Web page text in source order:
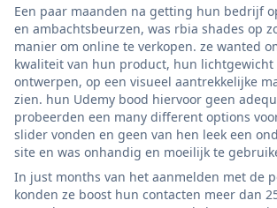
Een paar maanden na getting hun bedrijf
en ambachtsbeurzen, was rbia shades op
manier om online te verkopen. ze wanted
kwaliteit van hun product, hun lichtgewicht
ontwerpen, op een visueel aantrekkelijke
zien. hun Udemy bood hiervoor geen
probeerden een many different options
slider vonden en geen van hen leek een
site en was onhandig en moeilijk te
In just months van het aanmelden met de
konden ze boost hun contacten meer dan